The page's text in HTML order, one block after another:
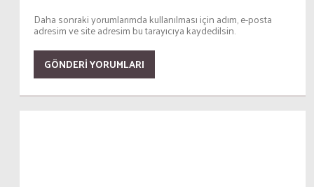
Daha sonraki yorumlarımda kullanılması için adım, e-posta
adresim ve site adresim bu tarayıcıya kaydedilsin.